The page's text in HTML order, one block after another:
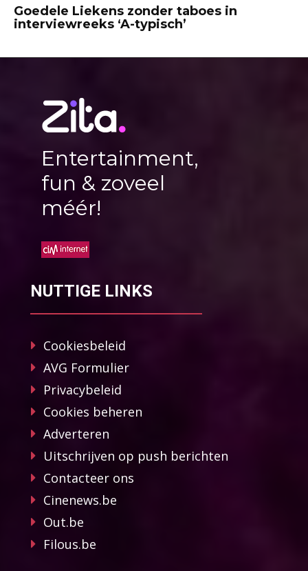
Goedele Liekens zonder taboes in
interviewreeks ‘A-typisch’
Entertainment,
fun & zoveel
méér!
NUTTIGE LINKS
Cookiesbeleid
AVG Formulier
Privacybeleid
Cookies beheren
Adverteren
Uitschrijven op push berichten
Contacteer ons
Cinenews.be
Out.be
Filous.be